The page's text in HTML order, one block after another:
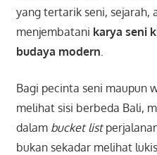
yang tertarik seni, sejarah,
menjembatani karya seni
budaya modern
Bagi pecinta seni maupun
melihat sisi berbeda Bali,
dalam bucket list
bukan sekadar melihat